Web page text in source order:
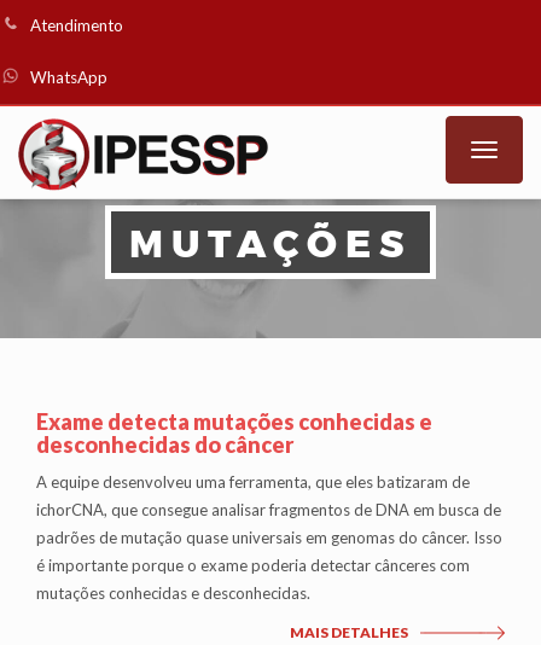
Atendimento
WhatsApp
Toggle
MUTAÇÕES
Exame detecta mutações conhecidas e
desconhecidas do câncer
A equipe desenvolveu uma ferramenta, que eles batizaram de
ichorCNA, que consegue analisar fragmentos de DNA em busca de
padrões de mutação quase universais em genomas do câncer. Isso
é importante porque o exame poderia detectar cânceres com
mutações conhecidas e desconhecidas.
MAIS DETALHES